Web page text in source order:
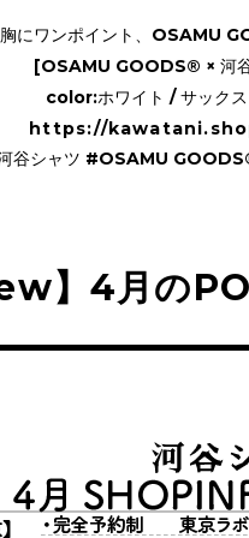
胸にワンポイント、OSAMU
[OSAMU GOODS® × 河
color:ホワイト / サック
https://
谷シャツ #OSAMU
】4月の